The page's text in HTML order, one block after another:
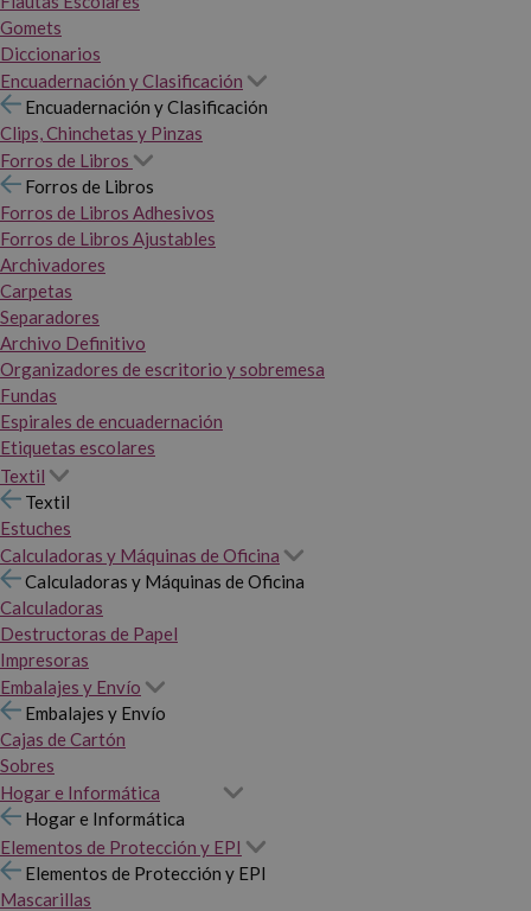
Gomets
Diccionarios
Encuadernación y Clasificación
Encuadernación y Clasificación
Clips, Chinchetas y Pinzas
Forros de Libros
Forros de Libros
Forros de Libros Adhesivos
Forros de Libros Ajustables
Archivadores
Carpetas
Separadores
Archivo Definitivo
Organizadores de escritorio y sobremesa
Fundas
Espirales de encuadernación
Etiquetas escolares
Textil
Textil
Estuches
Calculadoras y Máquinas de Oficina
Calculadoras y Máquinas de Oficina
Calculadoras
Destructoras de Papel
Impresoras
Embalajes y Envío
Embalajes y Envío
Cajas de Cartón
Sobres
Hogar e Informática
Hogar e Informática
Elementos de Protección y EPI
Elementos de Protección y EPI
Mascarillas